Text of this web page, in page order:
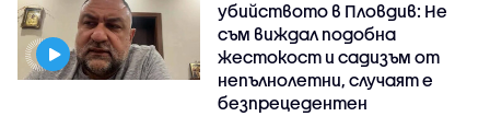
убийството в Пловдив: Не
съм виждал подобна
жестокост и садизъм от
непълнолетни, случаят е
безпрецедентен